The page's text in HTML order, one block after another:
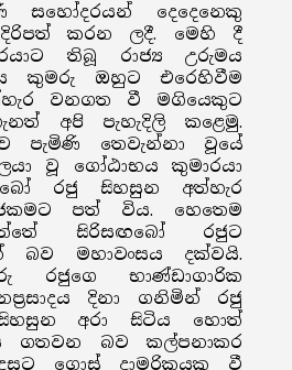
සහෝදරයන් දෙදෙනෙකු
කරන ලදී. මෙහි දී
තිබූ රාජ්‍ය උරුමය
කුමරු ඔහුට එරෙහිවීම
වනගත වී මගියෙකුට
අපි පැහැදිලි කළෙමු.
පැමිණි තෙවැන්නා වූයේ
වූ ගෝඨාභය කුමාරයා
රජු සිහසුන අත්හැර
පත් විය. හෙතෙම
සිරිසඟබෝ රජුට
බව මහාවංසය දක්වයි.
රජුගෙ භාණ්ඩාගාරික
දිනා ගනිමින් රජු
අරා සිටිය හොත්
ගතවන බව කල්පනාකර
ගොස් දාමරිකයකු වී